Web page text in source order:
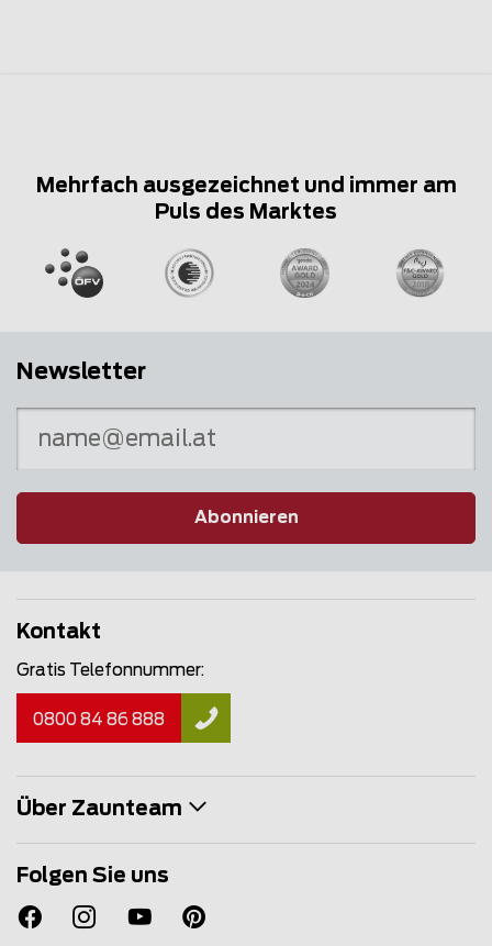
Mehrfach ausgezeichnet und immer am
Puls des Marktes
Newsletter
Abonnieren
Kontakt
Gratis Telefonnummer:
0800 84 86 888
Über Zaunteam
Folgen Sie uns